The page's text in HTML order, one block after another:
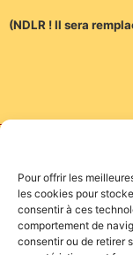
Pour offrir les
les cookies pour
consentir à ces
comportement de
consentir ou de retirer
(NDLR ! Il sera
Site